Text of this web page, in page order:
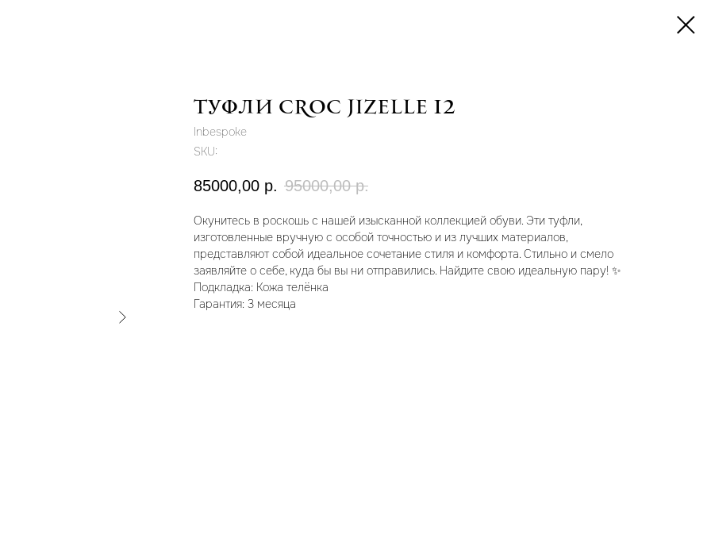
Туфли Croc Jizelle 12
Inbespoke
SKU:
85000,00 р. 95000,00 р.
Окунитесь в роскошь с нашей изысканной коллекцией обуви. Эти туфли,
изготовленные вручную с особой точностью и из лучших материалов,
представляют собой идеальное сочетание стиля и комфорта. Стильно и смело
заявляйте о себе, куда бы вы ни отправились. Найдите свою идеальную пару! ✨
Подкладка: Кожа телёнка
Гарантия: 3 месяца